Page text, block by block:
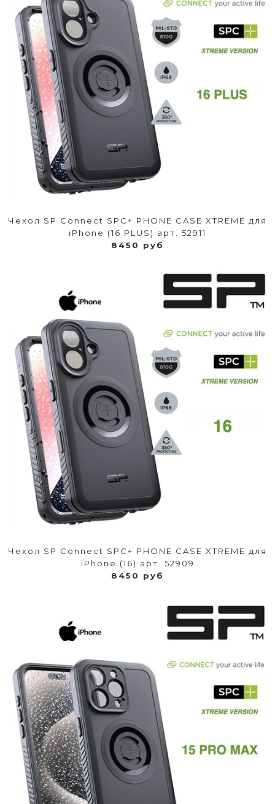
Чехол SP Connect SPC+ PHONE CASE XTREME для
iPhone (16 PLUS) арт. 52911
8450 руб
Чехол SP Connect SPC+ PHONE CASE XTREME для
iPhone (16) арт. 52909
8450 руб